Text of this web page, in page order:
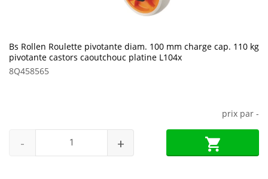
Bs Rollen Roulette pivotante diam. 100 mm charge cap. 110 kg
pivotante castors caoutchouc platine L104x
8Q458565
prix par -
- +